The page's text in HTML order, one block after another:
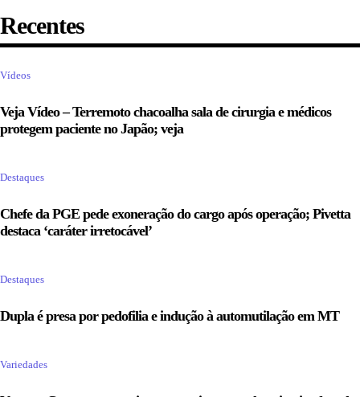
Recentes
Vídeos
Veja Vídeo – Terremoto chacoalha sala de cirurgia e médicos
protegem paciente no Japão; veja
Destaques
Chefe da PGE pede exoneração do cargo após operação; Pivetta
destaca ‘caráter irretocável’
Destaques
Dupla é presa por pedofilia e indução à automutilação em MT
Variedades